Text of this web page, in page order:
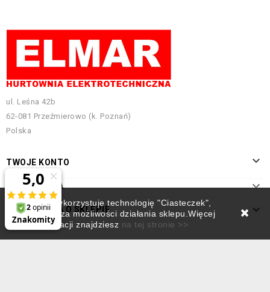
Ten sklep wykorzystuje technologię "Ciasteczek",
która rozszerza możliwości działania sklepu.Więcej
informacji znajdziesz na tej stronie >>
ul. Leśna 42b
62-081 Przeźmierowo (k. Poznań)
Polska
TWOJE KONTO 
INFORMACJA 
INFORMACJA O SKLEPIE 